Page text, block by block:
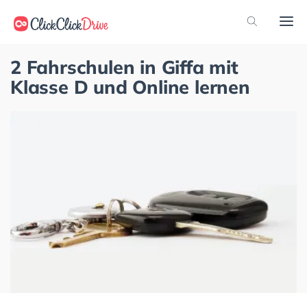
2 Fahrschulen in Giffa mit
Klasse D und Online lernen